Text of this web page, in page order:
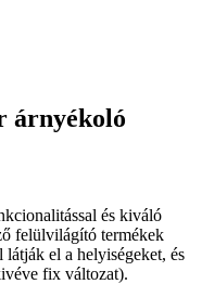
árnyékoló
és kiváló
felülvilágító termékek
látják el a helyiségeket, és
fix változat).